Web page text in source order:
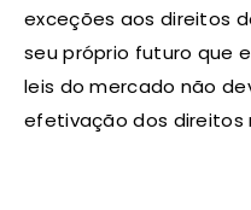
exceções aos direitos
seu próprio futuro que
leis do mercado não
efetivação dos direitos